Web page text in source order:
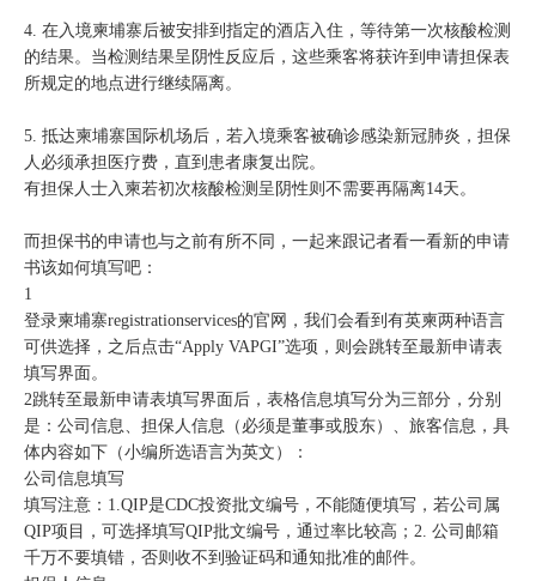
4. 在入境柬埔寨后被安排到指定的酒店入住，等待第一次核酸检测
的结果。当检测结果呈阴性反应后，这些乘客将获许到申请担保表
所规定的地点进行继续隔离。
5. 抵达柬埔寨国际机场后，若入境乘客被确诊感染新冠肺炎，担保
人必须承担医疗费，直到患者康复出院。
有担保人士入柬若初次核酸检测呈阴性则不需要再隔离14天。
而担保书的申请也与之前有所不同，一起来跟记者看一看新的申请
书该如何填写吧：
1
登录柬埔寨registrationservices的官网，我们会看到有英柬两种语言
可供选择，之后点击“Apply VAPGI”选项，则会跳转至最新申请表
填写界面。
2跳转至最新申请表填写界面后，表格信息填写分为三部分，分别
是：公司信息、担保人信息（必须是董事或股东）、旅客信息，具
体内容如下（小编所选语言为英文）：
公司信息填写
填写注意：1.QIP是CDC投资批文编号，不能随便填写，若公司属
QIP项目，可选择填写QIP批文编号，通过率比较高；2. 公司邮箱
千万不要填错，否则收不到验证码和通知批准的邮件。